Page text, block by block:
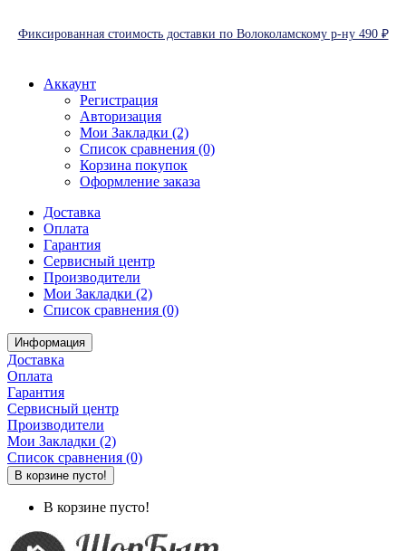
Фиксированная стоимость доставки по Волоколамскому р-ну 490 ₽
Аккаунт
Регистрация
Авторизация
Мои Закладки (2)
Список сравнения (0)
Корзина покупок
Оформление заказа
Доставка
Оплата
Гарантия
Сервисный центр
Производители
Мои Закладки (2)
Список сравнения (0)
Информация
Доставка
Оплата
Гарантия
Сервисный центр
Производители
Мои Закладки (2)
Список сравнения (0)
В корзине пусто!
В корзине пусто!